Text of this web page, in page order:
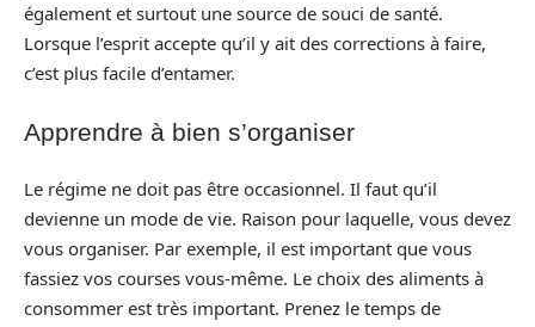
également et surtout une source de souci de santé.
Lorsque l’esprit accepte qu’il y ait des corrections à faire,
c’est plus facile d’entamer.
Apprendre à bien s’organiser
Le régime ne doit pas être occasionnel. Il faut qu’il
devienne un mode de vie. Raison pour laquelle, vous devez
vous organiser. Par exemple, il est important que vous
fassiez vos courses vous-même. Le choix des aliments à
consommer est très important. Prenez le temps de